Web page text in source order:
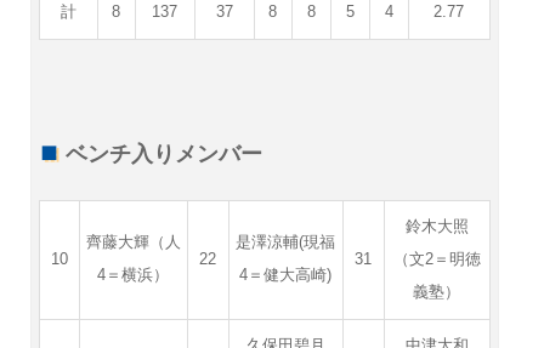
計 8 137 37 8 8 5 4 2.77
ベンチ入りメンバー
10
齊藤大輝（人
4＝横浜）
22
是澤涼輔(現福
4＝健大高崎)
31
鈴木大照
（文2＝明徳
義塾）